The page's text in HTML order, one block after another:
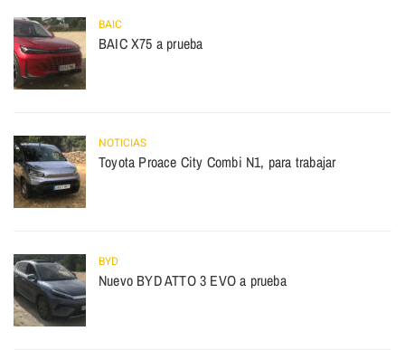
BAIC
BAIC X75 a prueba
NOTICIAS
Toyota Proace City Combi N1, para trabajar
BYD
Nuevo BYD ATTO 3 EVO a prueba